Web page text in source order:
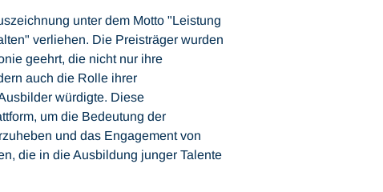
unter dem Motto "Leistung
verliehen. Die Preisträger wurden
geehrt, die nicht nur ihre
auch die Rolle ihrer
würdigte. Diese
um die Bedeutung der
und das Engagement von
die in die Ausbildung junger Talente